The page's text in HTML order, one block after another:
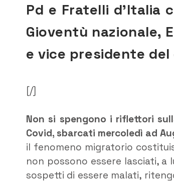
Pd e Fratelli d’Italia
Gioventù nazionale,
e vice presidente
[/]
Non si spengono i riflettori
Covid, sbarcati mercoledì ad
il fenomeno migratorio
non possono essere lasciati,
sospetti di essere malati,